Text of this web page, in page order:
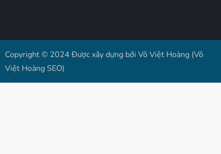
Copyright © 2024 Được xây dựng bởi Võ Việt Hoàng (Võ
Việt Hoàng SEO)